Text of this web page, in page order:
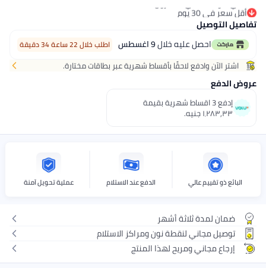
سعر في 30 يوم
في المخزون
سعر في 30 يوم
التوصيل
احصل عليه خلال9 اغسطس اطلب خلال 22 ساعة 34 دقيقة
اشتر الآن وادفع لاحقًا بأقساط شهرية عبر بطاقات مختارة.
الدفع
إدفع 3 اقساط شهرية بقيمة
١٬٢٨٣٫٣٣ جنيه.
البائع ذو تقييم عالي الدفع عند الاستلام عملية تحويل آمنة
ضمان لمدة ثلاثة أشهر
توصيل مجاني لنقطة نون ومراكز الاستلام
إرجاع مجاني ومريح لهذا المنتج